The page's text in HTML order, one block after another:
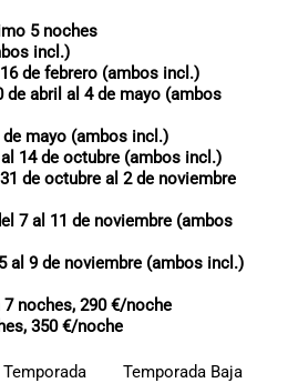
5 noches
incl.)
de febrero (ambos incl.)
de abril al 4 de mayo (ambos
mayo (ambos incl.)
14 de octubre (ambos incl.)
de octubre al 2 de noviembre
7 al 11 de noviembre (ambos
al 9 de noviembre (ambos incl.)
7 noches, 290 €/noche
, 350 €/noche
Temporada
Temporada Baja